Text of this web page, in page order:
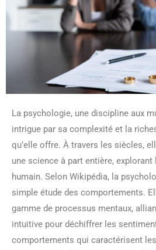
La psychologie, une discipline aux
intrigue par sa complexité et la
qu’elle offre. À travers les siècles,
une science à part entière,
humain. Selon Wikipédia, la
simple étude des comportements.
gamme de processus mentaux,
intuitive pour déchiffrer les
comportements qui caractérisent